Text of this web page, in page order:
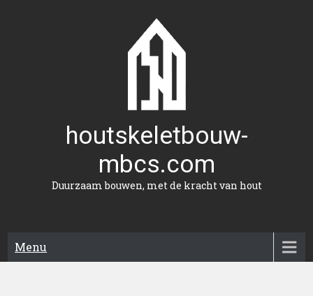
houtskeletbouw-
mbcs.com
Duurzaam bouwen, met de kracht van hout
Menu